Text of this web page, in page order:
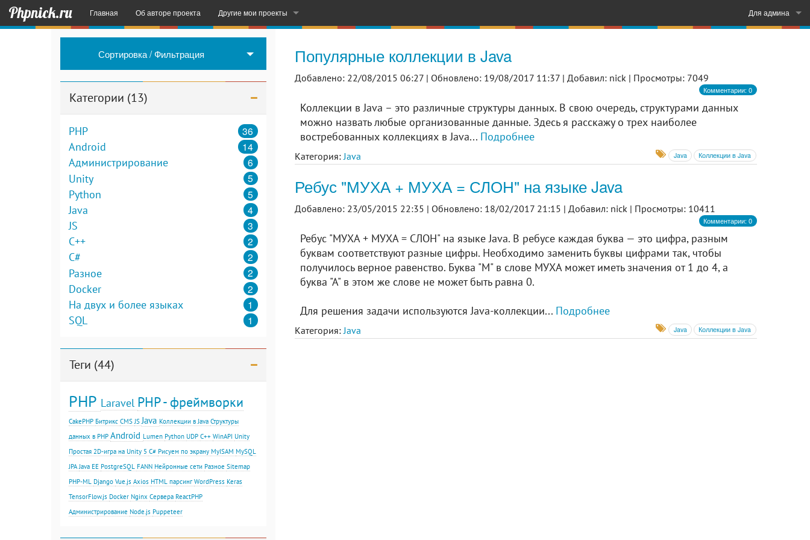
Phpnick.ru Главная Об авторе проекта Другие мои проекты
English Space
– СМС-рассылка с вашего компьютера
Для админа
Сортировка / Фильтрация
Категории (13)
PHP 36
Android 14
Администрирование 6
Unity 5
Python 5
Java 4
JS 3
C++ 2
C# 2
Разное 2
Docker 2
На двух и более языках 1
SQL 1
Теги (44)
PHP Laravel PHP - фреймворки
CakePHP Битрикс CMS JS Java Коллекции в Java Структуры
данных в PHP Android Lumen Python UDP С++ WinAPI Unity
Простая 2D-игра на Unity 5 C# Рисуем по экрану MyISAM MySQL
JPA Java EE PostgreSQL FANN Нейронные сети Разное Sitemap
PHP-ML Django Vue.js Axios HTML парсинг WordPress Keras
TensorFlow.js Docker Nginx Сервера ReactPHP
Администрирование Node.js Puppeteer
Популярные коллекции в Java
Добавлено: 22/08/2015 06:27 | Обновлено: 19/08/2017 11:37 | Добавил: nick | Просмотры: 7049
Комментарии: 0
Коллекции в Java – это различные структуры данных. В свою очередь, структурами данных
можно назвать любые организованные данные. Здесь я расскажу о трех наиболее
востребованных коллекциях в Java... Подробнее
Категория:Java Java Коллекции в Java
Ребус "МУХА + МУХА = СЛОН" на языке Java
Добавлено: 23/05/2015 22:35 | Обновлено: 18/02/2017 21:15 | Добавил: nick | Просмотры: 10411
Комментарии: 0
Ребус "МУХА + МУХА = СЛОН" на языке Java. В ребусе каждая буква — это цифра, разным
буквам соответствуют разные цифры. Необходимо заменить буквы цифрами так, чтобы
получилось верное равенство. Буква "М" в слове МУХА может иметь значения от 1 до 4, а
буква "А" в этом же слове не может быть равна 0.
Для решения задачи используются Java-коллекции... Подробнее
Категория:Java Java Коллекции в Java